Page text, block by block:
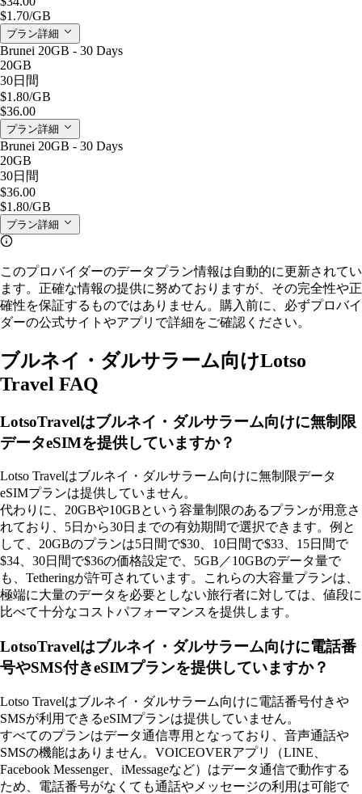
$1.70/GB
プラン詳細
Brunei 20GB - 30 Days
20GB
30日間
$1.80/GB
$36.00
プラン詳細
Brunei 20GB - 30 Days
20GB
30日間
$36.00
$1.80/GB
プラン詳細
このプロバイダーのデータプラン情報は自動的に更新されてい
ます。正確な情報の提供に努めておりますが、その完全性や正
確性を保証するものではありません。購入前に、必ずプロバイ
ダーの公式サイトやアプリで詳細をご確認ください。
ブルネイ・ダルサラーム向けLotso
Travel FAQ
LotsoTravelはブルネイ・ダルサラーム向けに無制限
データeSIMを提供していますか？
Lotso Travelはブルネイ・ダルサラーム向けに無制限データ
eSIMプランは提供していません。
代わりに、20GBや10GBという容量制限のあるプランが用意さ
れており、5日から30日までの有効期間で選択できます。例と
して、20GBのプランは5日間で$30、10日間で$33、15日間で
$34、30日間で$36の価格設定で、5GB／10GBのデータ量で
も、Tetheringが許可されています。これらの大容量プランは、
極端に大量のデータを必要としない旅行者に対しては、値段に
比べて十分なコストパフォーマンスを提供します。
LotsoTravelはブルネイ・ダルサラーム向けに電話番
号やSMS付きeSIMプランを提供していますか？
Lotso Travelはブルネイ・ダルサラーム向けに電話番号付きや
SMSが利用できるeSIMプランは提供していません。
すべてのプランはデータ通信専用となっており、音声通話や
SMSの機能はありません。VOICEOVERアプリ（LINE、
Facebook Messenger、iMessageなど）はデータ通信で動作する
ため、電話番号がなくても通話やメッセージの利用は可能で